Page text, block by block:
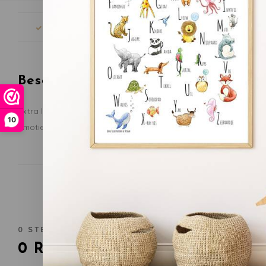
10
Gratis
Beschrijving
Extra leuk is het klik-klik-geluid dat je hoort als je aan het wiel
emoties te herkennen. Een goede stimulans voor de sociaal-
0 STERREN OP BASIS VAN0BEOORDELINGEN
0 Reviews